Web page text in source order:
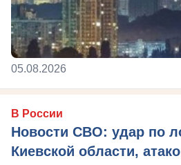
05.08.2026
В России
Новости СВО: удар по
Киевской области,